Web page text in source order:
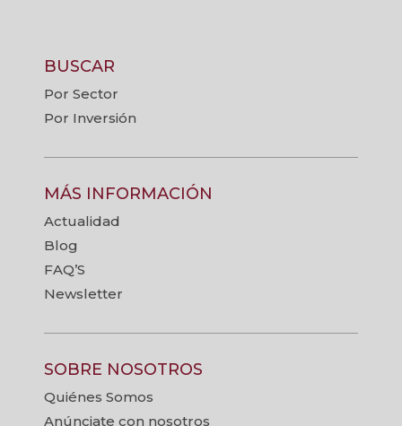
BUSCAR
Por Sector
Por Inversión
MÁS INFORMACIÓN
Actualidad
Blog
FAQ’S
Newsletter
SOBRE NOSOTROS
Quiénes Somos
Anúnciate con nosotros